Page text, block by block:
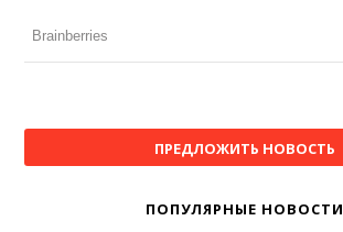
ПРЕДЛОЖИТЬ НОВОСТЬ
ПОПУЛЯРНЫЕ НОВОСТИ